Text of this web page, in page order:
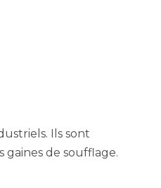
Ils sont
de soufflage.